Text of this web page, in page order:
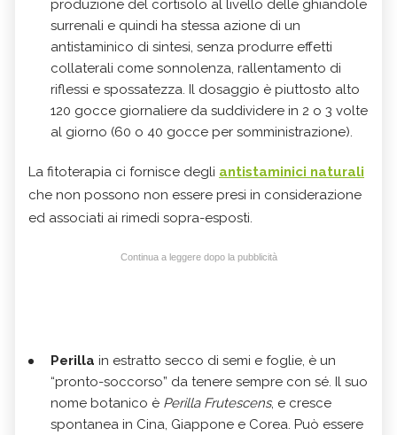
produzione del cortisolo al livello delle ghiandole
surrenali e quindi ha stessa azione di un
antistaminico di sintesi, senza produrre effetti
collaterali come sonnolenza, rallentamento di
riflessi e spossatezza. Il dosaggio è piuttosto alto
120 gocce giornaliere da suddividere in 2 o 3 volte
al giorno (60 o 40 gocce per somministrazione).
La fitoterapia ci fornisce degli antistaminici naturali
che non possono non essere presi in considerazione
ed associati ai rimedi sopra-esposti.
Continua a leggere dopo la pubblicità
Perilla in estratto secco di semi e foglie, è un
“pronto-soccorso” da tenere sempre con sé. Il suo
nome botanico è Perilla Frutescens, e cresce
spontanea in Cina, Giappone e Corea. Può essere